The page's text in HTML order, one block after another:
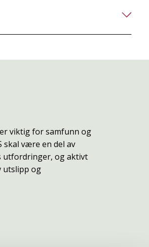
viktig for samfunn og
skal være en del av
utfordringer, og aktivt
utslipp og